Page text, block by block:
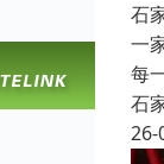
石
一
每
石
26-